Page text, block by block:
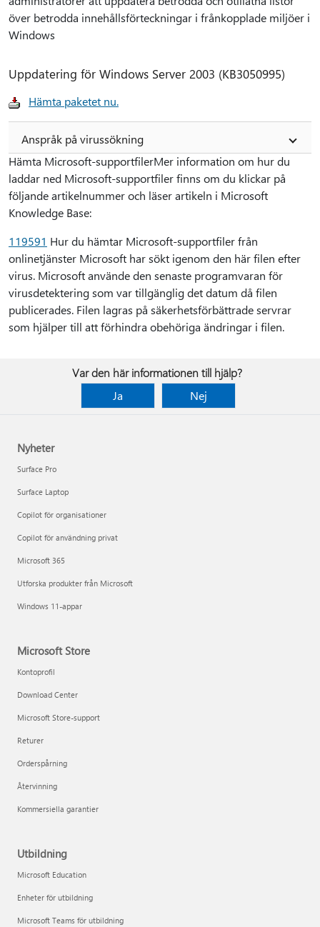
över betrodda innehållsförteckningar i frånkopplade miljöer i
Windows
Uppdatering för Windows Server 2003 (KB3050995)
Hämta paketet nu.
Anspråk på virussökning
Hämta Microsoft-supportfilerMer information om hur du
laddar ned Microsoft-supportfiler finns om du klickar på
följande artikelnummer och läser artikeln i Microsoft
Knowledge Base:
119591 Hur du hämtar Microsoft-supportfiler från
onlinetjänster Microsoft har sökt igenom den här filen efter
virus. Microsoft använde den senaste programvaran för
virusdetektering som var tillgänglig det datum då filen
publicerades. Filen lagras på säkerhetsförbättrade servrar
som hjälper till att förhindra obehöriga ändringar i filen.
Var den här informationen till hjälp?
Ja
Nej
Nyheter
Surface Pro
Surface Laptop
Copilot för organisationer
Copilot för användning privat
Microsoft 365
Utforska produkter från Microsoft
Windows 11-appar
Microsoft Store
Kontoprofil
Download Center
Microsoft Store-support
Returer
Orderspårning
Återvinning
Kommersiella garantier
Utbildning
Microsoft Education
Enheter för utbildning
Microsoft Teams för utbildning